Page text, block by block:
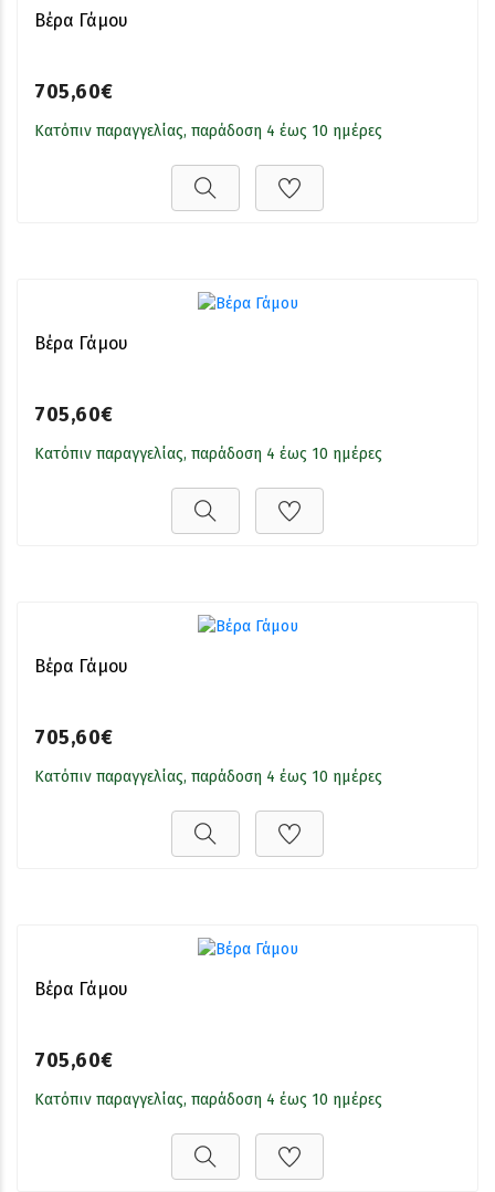
Βέρα Γάμου
705,60€
Κατόπιν παραγγελίας, παράδοση 4 έως 10 ημέρες
Βέρα Γάμου
705,60€
Κατόπιν παραγγελίας, παράδοση 4 έως 10 ημέρες
Βέρα Γάμου
705,60€
Κατόπιν παραγγελίας, παράδοση 4 έως 10 ημέρες
Βέρα Γάμου
705,60€
Κατόπιν παραγγελίας, παράδοση 4 έως 10 ημέρες